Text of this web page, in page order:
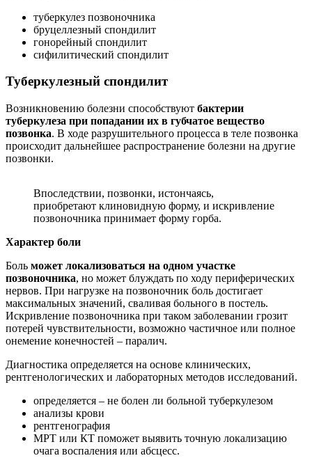
туберкулез позвоночника
бруцеллезный спондилит
гонорейный спондилит
сифилитический спондилит
Туберкулезный спондилит
Возникновению болезни способствуют бактерии
туберкулеза при попадании их в губчатое вещество
позвонка. В ходе разрушительного процесса в теле позвонка
происходит дальнейшее распространение болезни на другие
позвонки.
Впоследствии, позвонки, истончаясь,
приобретают клиновидную форму, и искривление
позвоночника принимает форму горба.
Характер боли
Боль может локализоваться на одном участке
позвоночника, но может блуждать по ходу периферических
нервов. При нагрузке на позвоночник боль достигает
максимальных значений, сваливая больного в постель.
Искривление позвоночника при таком заболевании грозит
потерей чувствительности, возможно частичное или полное
онемение конечностей – паралич.
Диагностика определяется на основе клинических,
рентгенологических и лабораторных методов исследований.
определяется – не болен ли больной туберкулезом
анализы крови
рентгенография
МРТ или КТ поможет выявить точную локализацию
очага воспаления или абсцесс.